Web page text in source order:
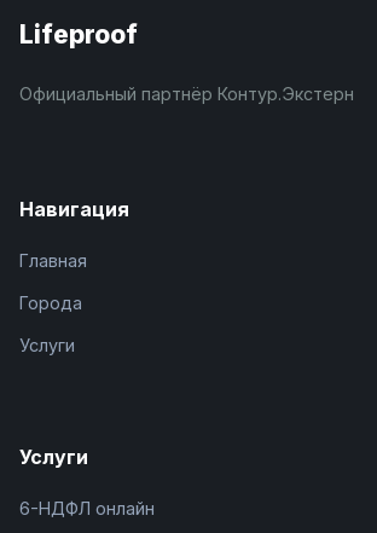
Lifeproof
Официальный партнёр Контур.Экстерн
Навигация
Главная
Города
Услуги
Услуги
6-НДФЛ онлайн